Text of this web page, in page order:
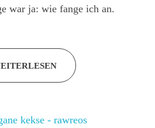
war ja: wie fange ich an.